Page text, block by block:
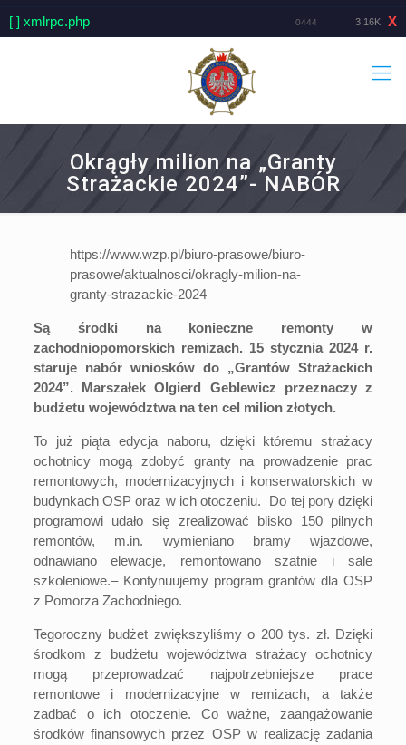
[ ] xmlrpc.php
0444 3.16K X
Okrągły milion na „Granty
Strażackie 2024”- NABÓR
https://www.wzp.pl/biuro-prasowe/biuro-
prasowe/aktualnosci/okragly-milion-na-
granty-strazackie-2024
Są środki na konieczne remonty w
zachodniopomorskich remizach. 15 stycznia 2024 r.
staruje nabór wniosków do „Grantów Strażackich
2024”. Marszałek Olgierd Geblewicz przeznaczy z
budżetu województwa na ten cel milion złotych.
To już piąta edycja naboru, dzięki któremu strażacy
ochotnicy mogą zdobyć granty na prowadzenie prac
remontowych, modernizacyjnych i konserwatorskich w
budynkach OSP oraz w ich otoczeniu. Do tej pory dzięki
programowi udało się zrealizować blisko 150 pilnych
remontów, m.in. wymieniano bramy wjazdowe,
odnawiano elewacje, remontowano szatnie i sale
szkoleniowe.– Kontynuujemy program grantów dla OSP
z Pomorza Zachodniego.
Tegoroczny budżet zwiększyliśmy o 200 tys. zł. Dzięki
środkom z budżetu województwa strażacy ochotnicy
mogą przeprowadzać najpotrzebniejsze prace
remontowe i modernizacyjne w remizach, a także
zadbać o ich otoczenie. Co ważne, zaangażowanie
środków finansowych przez OSP w realizację zadania